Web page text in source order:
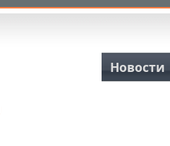
Новости